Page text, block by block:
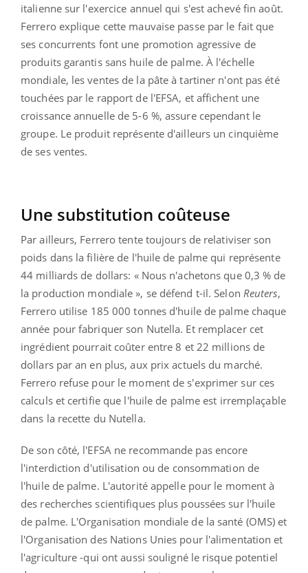
italienne sur l'exercice annuel qui s'est achevé fin août.
Ferrero explique cette mauvaise passe par le fait que
ses concurrents font une promotion agressive de
produits garantis sans huile de palme. À l'échelle
mondiale, les ventes de la pâte à tartiner n'ont pas été
touchées par le rapport de l'EFSA, et affichent une
croissance annuelle de 5-6 %, assure cependant le
groupe. Le produit représente d'ailleurs un cinquième
de ses ventes.
Une substitution coûteuse
Par ailleurs, Ferrero tente toujours de relativiser son
poids dans la filière de l'huile de palme qui représente
44 milliards de dollars: « Nous n'achetons que 0,3 % de
la production mondiale », se défend t-il. Selon Reuters,
Ferrero utilise 185 000 tonnes d'huile de palme chaque
année pour fabriquer son Nutella. Et remplacer cet
ingrédient pourrait coûter entre 8 et 22 millions de
dollars par an en plus, aux prix actuels du marché.
Ferrero refuse pour le moment de s'exprimer sur ces
calculs et certifie que l'huile de palme est irremplaçable
dans la recette du Nutella.
De son côté, l'EFSA ne recommande pas encore
l'interdiction d'utilisation ou de consommation de
l'huile de palme. L'autorité appelle pour le moment à
des recherches scientifiques plus poussées sur l'huile
de palme. L'Organisation mondiale de la santé (OMS) et
l'Organisation des Nations Unies pour l'alimentation et
l'agriculture -qui ont aussi souligné le risque potentiel